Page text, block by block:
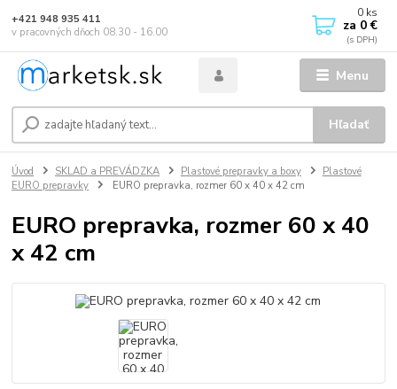
Menu
Hľadať
+421 948 935 411
v pracovných dňoch 08.30 - 16.00
0 ks
za 0 €
Úvod SKLAD a PREVÁDZKA Plastové prepravky a boxy
Plastové
EURO prepravky
EURO prepravka, rozmer 60 x 40 x 42 cm
EURO prepravka, rozmer 60 x 40
x 42 cm